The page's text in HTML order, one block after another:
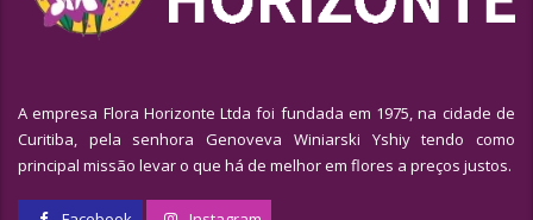
A empresa Flora Horizonte Ltda foi fundada em 1975, na cidade de
Curitiba, pela senhora Genoveva Winiarski Yshiy tendo como
principal missão levar o que há de melhor em flores a preços justos.